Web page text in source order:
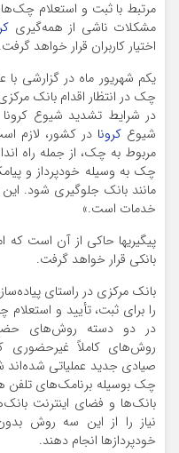
مرتبط با ثبت و استعلام
مشکلات ناشی از همه‌گیری
اختیار کاربران قرار خواهد گرفت.
یکم شهریور ماه در گزارشی
چک در انتظار اقدام بانک
در شرایط تشدید شیوع کرونا
شیوع کرونا در کشور، لازم
مربوط به چک، از جمله راه
چک به وسیله خودپرداز و
مانند بانک جلوگیری شود. این
خدمات است.»
پیگیریها حاکی از آن است که
بانکی قرار خواهد گرفت.
بانک مرکزی در راستای
را برای ثبت، تأیید و
در دو دسته روش‌های
روش‌های کاملاً
صیادی جدید عملیاتی شده‌اند
چک بوسیله برنامک‌های تلفن
بانک‌ها و فضای اینترنت
نیاز را از این سه روش
خودپردازها انجام دهند.